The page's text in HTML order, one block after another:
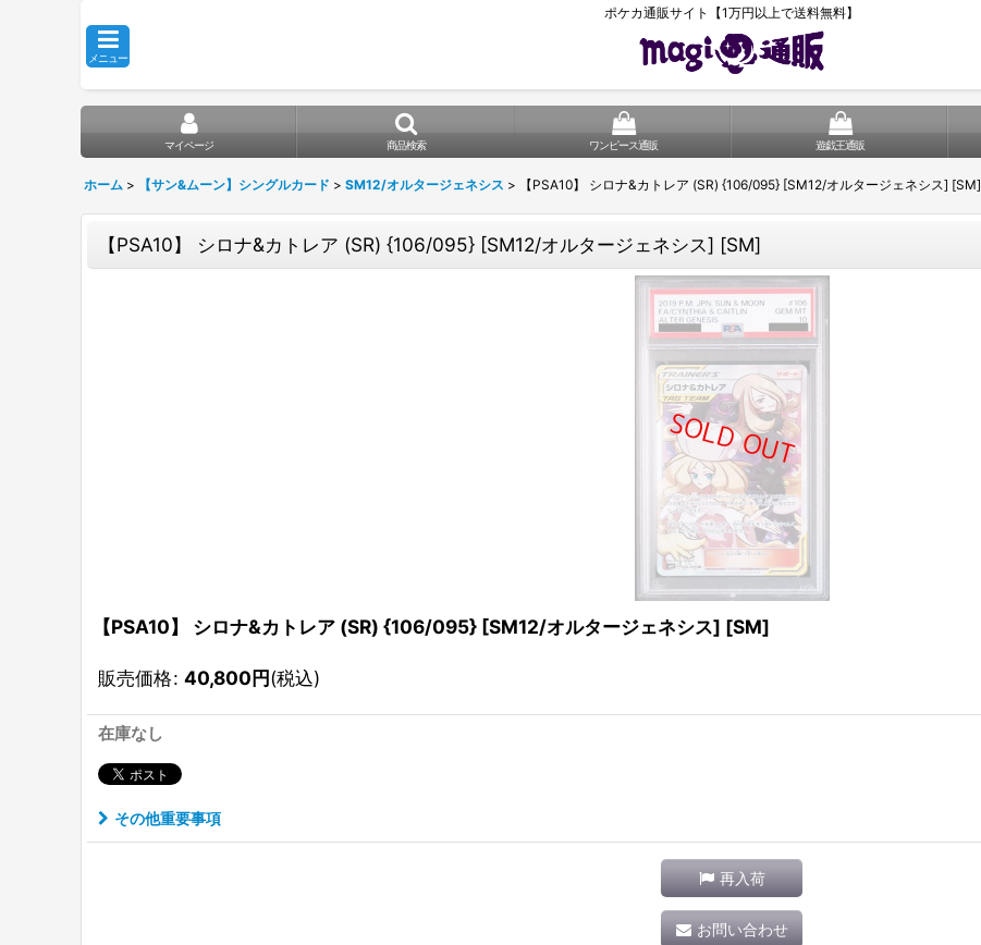
ポケカ通販サイト【1万円以上で送料無料】
メニュー
マイページ 商品検索 ワンピース通販 遊戯王通販
ホーム > 【サン&ムーン】シングルカード > SM12/オルタージェネシス > 【PSA10】 シロナ&カトレア (SR) {106/095} [SM12/オルタージェネシス] [SM]
【PSA10】 シロナ&カトレア (SR) {106/095} [SM12/オルタージェネシス] [SM]
【PSA10】 シロナ&カトレア (SR) {106/095} [SM12/オルタージェネシス] [SM]
販売価格: 40,800円(税込)
在庫なし
その他重要事項
再入荷
お問い合わせ